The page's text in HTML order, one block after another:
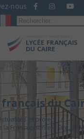
nous
français du
et projets
/
la Francophonie – Site de